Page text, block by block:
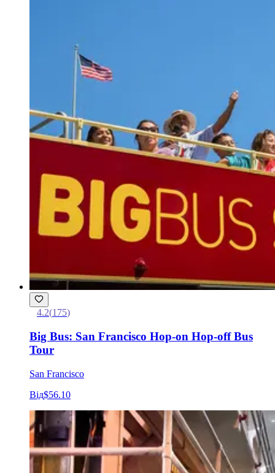
4.2(175)
Big Bus: San Francisco Hop-on Hop-off Bus
Tour
San Francisco
Від$56.10